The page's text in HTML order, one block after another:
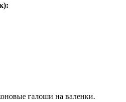
галоши на валенки.